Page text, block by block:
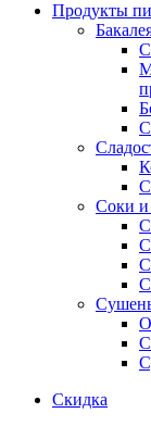
Продукты
Соки и
Скидка